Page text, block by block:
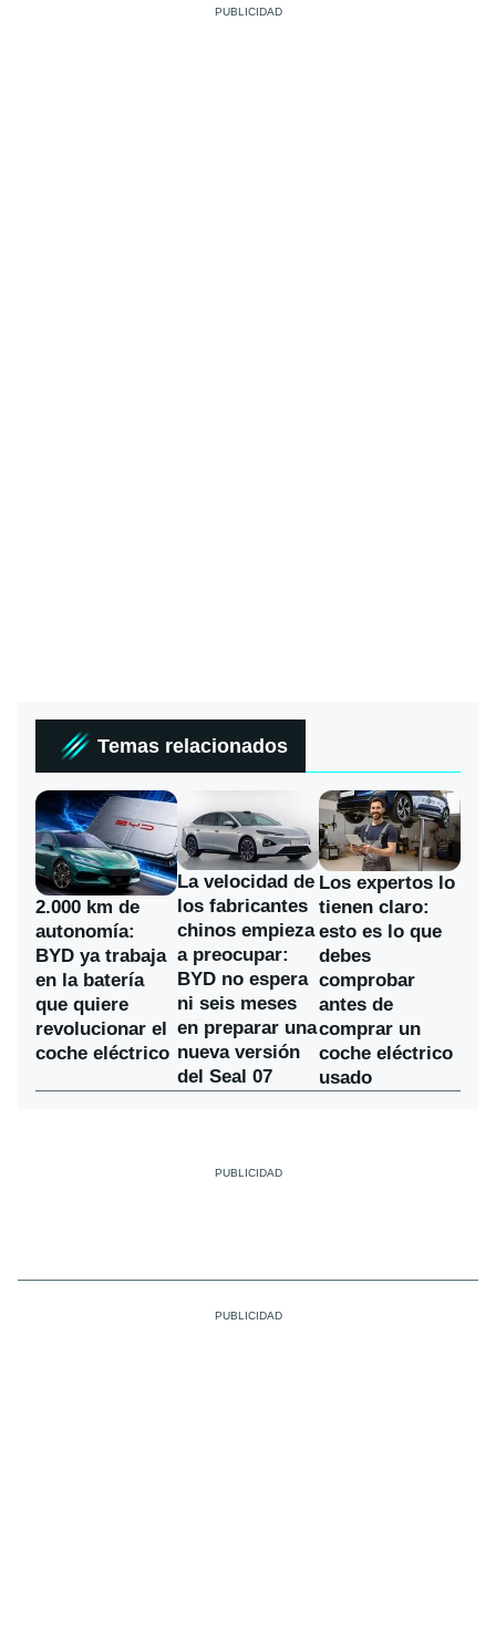
Temas relacionados
2.000 km de
autonomía:
BYD ya trabaja
en la batería
que quiere
revolucionar el
coche eléctrico
La velocidad de
los fabricantes
chinos empieza
a preocupar:
BYD no espera
ni seis meses
en preparar una
nueva versión
del Seal 07
Los expertos lo
tienen claro:
esto es lo que
debes
comprobar
antes de
comprar un
coche eléctrico
usado